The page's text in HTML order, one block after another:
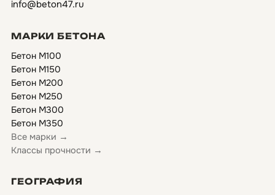
info@beton47.ru
МАРКИ БЕТОНА
Бетон М100
Бетон М150
Бетон М200
Бетон М250
Бетон М300
Бетон М350
Все марки →
Классы прочности →
ГЕОГРАФИЯ